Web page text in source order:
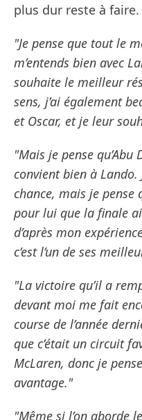
plus dur reste à faire.
"Je pense que tout le
m’entends bien avec
souhaite le meilleur
sens, j’ai également
et Oscar, et je leur
"Mais je pense
convient bien à Lando.
chance, mais je pense
pour lui que la finale
d’après mon
c’est l’un de ses
"La victoire qu’il a
devant moi me fait
course de l’année
que c’était un circuit
McLaren, donc je
avantage."
"Même si l’on aborde